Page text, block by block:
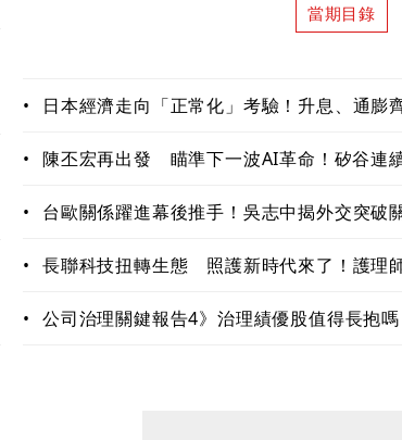
當期目錄
•
日本經濟走向「正常化」考驗！升息、通
• 陳丕宏再出發 瞄準下一波AI革命！矽谷連
•
台歐關係躍進幕後推手！吳志中揭外交突破
• 長聯科技扭轉生態 照護新時代來了！護理
• 公司治理關鍵報告4》治理績優股值得長抱